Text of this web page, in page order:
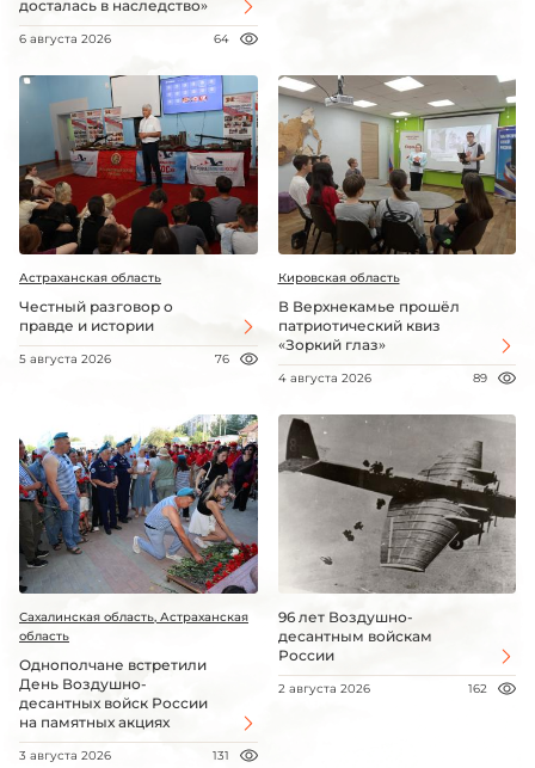
досталась в наследство»
6 августа 2026 64
Астраханская область
Честный разговор о
правде и истории
5 августа 2026 76
Кировская область
В Верхнекамье прошёл
патриотический квиз
«Зоркий глаз»
4 августа 2026 89
Сахалинская область, Астраханская
область
Однополчане встретили
День Воздушно-
десантных войск России
на памятных акциях
3 августа 2026 131
96 лет Воздушно-
десантным войскам
России
2 августа 2026 162